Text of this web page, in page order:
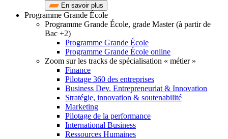
En savoir plus
Programme Grande École
Programme Grande École, grade Master (à partir de
Bac +2)
Programme Grande École
Programme Grande École online
Zoom sur les tracks de spécialisation « métier »
Finance
Pilotage 360 des entreprises
Business Dev. Entrepreneuriat & Innovation
Stratégie, innovation & soutenabilité
Marketing
Pilotage de la performance
International Business
Ressources Humaines